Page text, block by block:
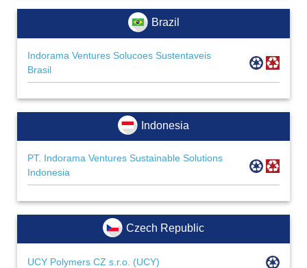
Brazil
Indorama Ventures Solucoes Sustentaveis
Brasil
Indonesia
PT. Indorama Ventures Sustainable Solutions
Indonesia
Czech Republic
UCY Polymers CZ s.r.o. (UCY)